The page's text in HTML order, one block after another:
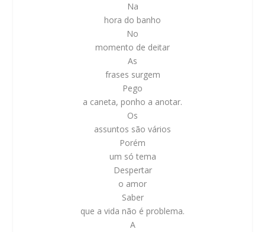
Na
hora do banho
No
momento de deitar
As
frases surgem
Pego
a caneta, ponho a anotar.
Os
assuntos são vários
Porém
um só tema
Despertar
o amor
Saber
que a vida não é problema.
A